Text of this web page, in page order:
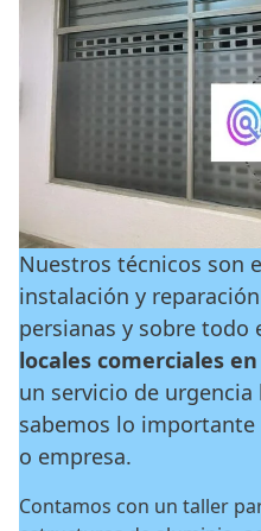
Nuestros técnicos son
instalación y
persianas y sobre todo
locales comerciales
un servicio de
sabemos lo importante
o empresa.
Contamos con un taller